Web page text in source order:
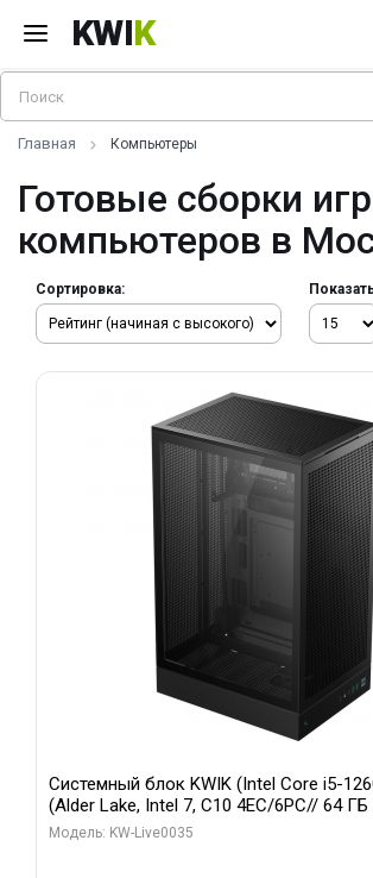
KWIK
Главная Компьютеры
Готовые сборки
компьютеров в
Сортировка:
Системный блок KWIK (Intel Core i5-
(Alder Lake, Intel 7, C10 4EC/6PC// 64
Sinotex GTX1650 4GB 128bit GDDR6 DVI
Модель: KW-Live0035